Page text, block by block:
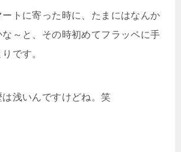
トに寄った時に、たまにはなんか
～と、その時初めてフラッペに手
です。
浅いんですけどね。笑